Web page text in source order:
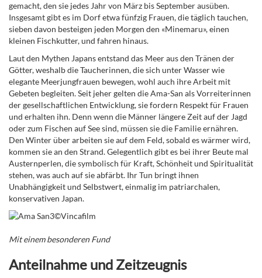
gemacht, den sie jedes Jahr von März bis September ausüben.
Insgesamt gibt es im Dorf etwa fünfzig Frauen, die täglich tauchen,
sieben davon besteigen jeden Morgen den «Minemaru», einen
kleinen Fischkutter, und fahren hinaus.
Laut den Mythen Japans entstand das Meer aus den Tränen der
Götter, weshalb die Taucherinnen, die sich unter Wasser wie
elegante Meerjungfrauen bewegen, wohl auch ihre Arbeit mit
Gebeten begleiten.Seit jeher gelten die Ama-San als Vorreiterinnen
der gesellschaftlichen Entwicklung, sie fordern Respekt für Frauen
und erhalten ihn. Denn wenn die Männer längere Zeit auf der Jagd
oder zum Fischen auf See sind, müssen sie die Familie ernähren.
Den Winter über arbeiten sie auf dem Feld, sobald es wärmer wird,
kommen sie an den Strand. Gelegentlich gibt es bei ihrer Beute mal
Austernperlen, die symbolisch für Kraft, Schönheit und Spiritualität
stehen, was auch auf sie abfärbt. Ihr Tun bringt ihnen
Unabhängigkeit und Selbstwert, einmalig im patriarchalen,
konservativen Japan.
Mit einem besonderen Fund
Anteilnahme und Zeitzeugnis